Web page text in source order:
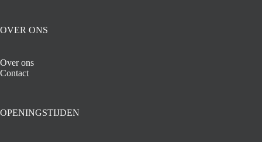
OVER ONS
Over ons
Contact
OPENINGSTIJDEN